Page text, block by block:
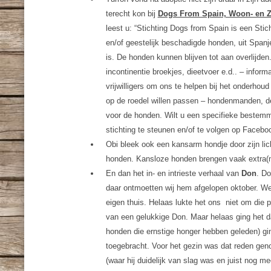
terecht kon bij Dogs From Spain, Woon- en
leest u: “Stichting Dogs from Spain is een
en/of geestelijk beschadigde honden, uit
is. De honden kunnen blijven tot aan
incontinentie broekjes, dieetvoer e.d.. –
vrijwilligers om ons te helpen bij het
op de roedel willen passen – hondenmanden,
voor de honden. Wilt u een specifieke
stichting te steunen en/of te volgen op
Obi bleek ook een kansarm hondje door zijn
honden. Kansloze honden brengen vaak
En dan het in- en intrieste verhaal van Don.
daar ontmoetten wij hem afgelopen oktober.
eigen thuis. Helaas lukte het ons niet om die
van een gelukkige Don. Maar helaas ging het
honden die ernstige honger hebben geleden)
toegebracht. Voor het gezin was dat reden
(waar hij duidelijk van slag was en juist nog